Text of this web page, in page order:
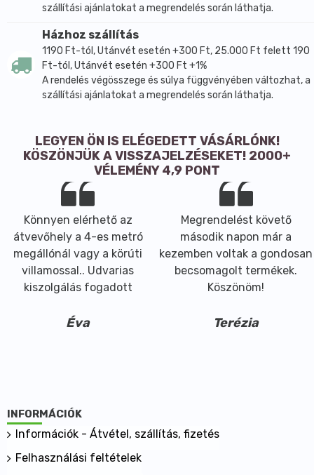
szállítási ajánlatokat a megrendelés során láthatja.
Házhoz szállítás
1190 Ft-tól, Utánvét esetén +300 Ft, 25.000 Ft felett 190
Ft-tól, Utánvét esetén +300 Ft +1%
A rendelés végösszege és súlya függvényében változhat, a
szállítási ajánlatokat a megrendelés során láthatja.
LEGYEN ÖN IS ELÉGEDETT VÁSÁRLÓNK!
KÖSZÖNJÜK A VISSZAJELZÉSEKET! 2000+
VÉLEMÉNY 4,9 PONT
Könnyen elérhető az
átvevőhely a 4-es metró
megállónál vagy a körúti
villamossal.. Udvarias
kiszolgálás fogadott
Éva
Megrendelést követő
második napon már a
kezemben voltak a gondosan
becsomagolt termékek.
Köszönöm!
Terézia
INFORMÁCIÓK
Információk - Átvétel, szállítás, fizetés
Felhasználási feltételek